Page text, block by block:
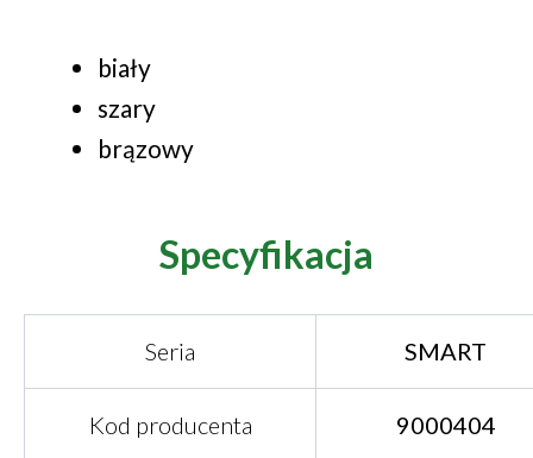
biały
szary
brązowy
Specyfikacja
Seria SMART
Kod producenta 9000404